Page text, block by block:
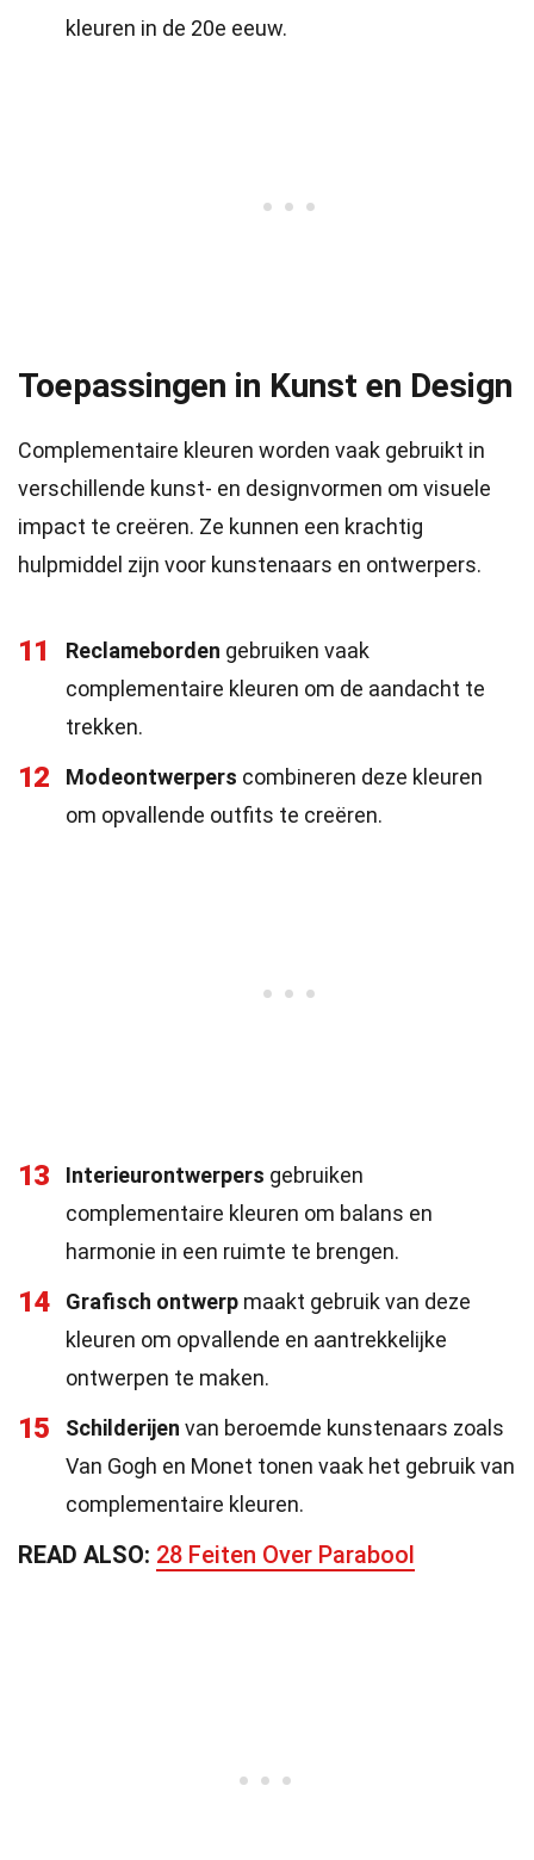
kleuren in de 20e eeuw.
Toepassingen in Kunst en Design
Complementaire kleuren worden vaak gebruikt in
verschillende kunst- en designvormen om visuele
impact te creëren. Ze kunnen een krachtig
hulpmiddel zijn voor kunstenaars en ontwerpers.
11 Reclameborden gebruiken vaak
complementaire kleuren om de aandacht te
trekken.
12 Modeontwerpers combineren deze kleuren
om opvallende outfits te creëren.
13 Interieurontwerpers gebruiken
complementaire kleuren om balans en
harmonie in een ruimte te brengen.
14 Grafisch ontwerp maakt gebruik van deze
kleuren om opvallende en aantrekkelijke
ontwerpen te maken.
15 Schilderijen van beroemde kunstenaars zoals
Van Gogh en Monet tonen vaak het gebruik van
complementaire kleuren.
READ ALSO: 28 Feiten Over Parabool